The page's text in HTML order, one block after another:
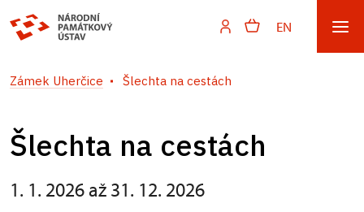
EN
Zámek Uherčice Šlechta na cestách
Šlechta na cestách
1. 1. 2026 až 31. 12. 2026